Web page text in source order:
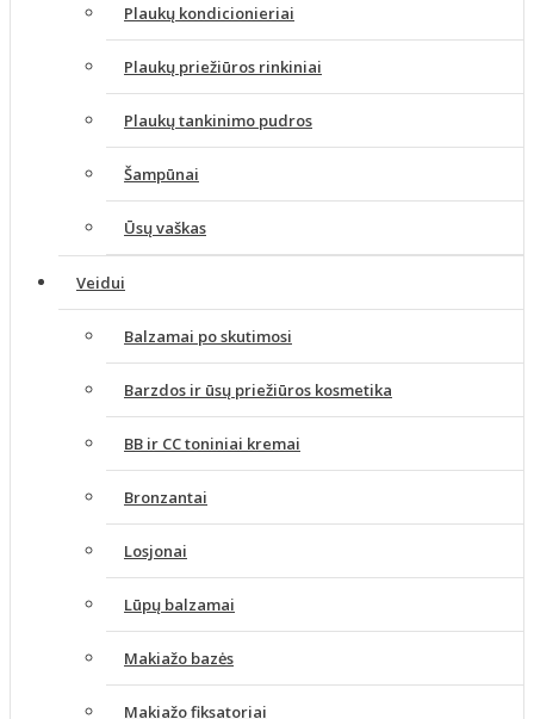
Plaukų kondicionieriai
Plaukų priežiūros rinkiniai
Plaukų tankinimo pudros
Šampūnai
Ūsų vaškas
Veidui
Balzamai po skutimosi
Barzdos ir ūsų priežiūros kosmetika
BB ir CC toniniai kremai
Bronzantai
Losjonai
Lūpų balzamai
Makiažo bazės
Makiažo fiksatoriai